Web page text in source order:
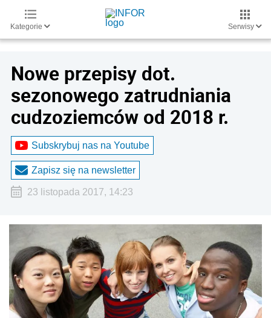
Kategorie Serwisy
Nowe przepisy dot.
sezonowego zatrudniania
cudzoziemców od 2018 r.
Subskrybuj nas na Youtube
Zapisz się na newsletter
23 listopada 2017, 14:23